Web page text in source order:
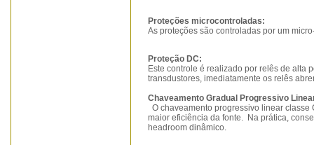
Proteções microcontroladas:
As proteções são controladas por um
Proteção DC:
Este controle é realizado por relês de alta
transdustores, imediatamente os relês
Chaveamento Gradual Progressivo
O chaveamento progressivo linear
maior eficiência da fonte. Na prática,
headroom dinâmico.